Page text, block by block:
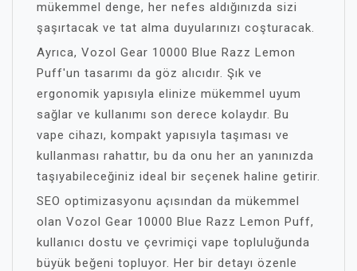
mükemmel denge, her nefes aldığınızda sizi
şaşırtacak ve tat alma duyularınızı coşturacak.
Ayrıca, Vozol Gear 10000 Blue Razz Lemon
Puff'un tasarımı da göz alıcıdır. Şık ve
ergonomik yapısıyla elinize mükemmel uyum
sağlar ve kullanımı son derece kolaydır. Bu
vape cihazı, kompakt yapısıyla taşıması ve
kullanması rahattır, bu da onu her an yanınızda
taşıyabileceğiniz ideal bir seçenek haline getirir.
SEO optimizasyonu açısından da mükemmel
olan Vozol Gear 10000 Blue Razz Lemon Puff,
kullanıcı dostu ve çevrimiçi vape topluluğunda
büyük beğeni topluyor. Her bir detayı özenle